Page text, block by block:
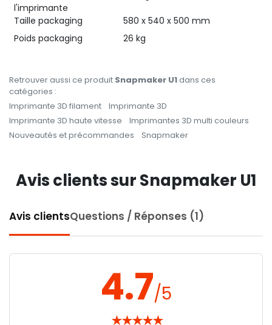
l'imprimante
Taille packaging
580 x 540 x 500 mm
Poids packaging
26 kg
Retrouver aussi ce produit Snapmaker U1dans ces
catégories :
Imprimante 3D filament
Imprimante 3D
Imprimante 3D haute vitesse
Imprimantes 3D multi couleurs
Nouveautés et précommandes
Snapmaker
Avis clients sur Snapmaker U1
Avis clientsQuestions / Réponses (1)
4.7/5
★★★★★